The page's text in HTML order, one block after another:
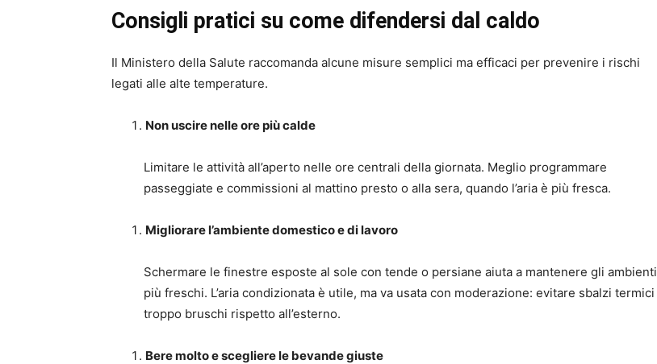
Consigli pratici su come difendersi dal caldo
Il Ministero della Salute raccomanda alcune misure semplici ma efficaci per prevenire i rischi
legati alle alte temperature.
Non uscire nelle ore più calde
Limitare le attività all’aperto nelle ore centrali della giornata. Meglio programmare
passeggiate e commissioni al mattino presto o alla sera, quando l’aria è più fresca.
Migliorare l’ambiente domestico e di lavoro
Schermare le finestre esposte al sole con tende o persiane aiuta a mantenere gli ambienti
più freschi. L’aria condizionata è utile, ma va usata con moderazione: evitare sbalzi termici
troppo bruschi rispetto all’esterno.
Bere molto e scegliere le bevande giuste